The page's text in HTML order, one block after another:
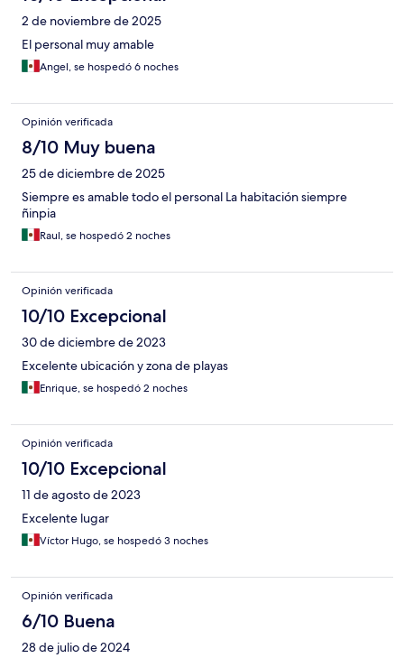
2 de noviembre de 2025
El personal muy amable
Angel, se hospedó 6 noches
Opinión verificada
8/10 Muy buena
25 de diciembre de 2025
Siempre es amable todo el personal La habitación siempre
ñinpia
Raul, se hospedó 2 noches
Opinión verificada
10/10 Excepcional
30 de diciembre de 2023
Excelente ubicación y zona de playas
Enrique, se hospedó 2 noches
Opinión verificada
10/10 Excepcional
11 de agosto de 2023
Excelente lugar
Víctor Hugo, se hospedó 3 noches
Opinión verificada
6/10 Buena
28 de julio de 2024